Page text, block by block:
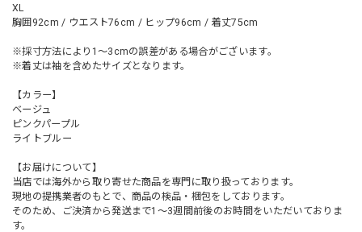
XL
胸囲92cm / ウエスト76cm / ヒップ96cm / 着丈75cm
※採寸方法により1～3cmの誤差がある場合がございます。
※着丈は袖を含めたサイズとなります。
【カラー】
ベージュ
ピンクパープル
ライトブルー
【お届けについて】
当店では海外から取り寄せた商品を専門に取り扱っております。
現地の提携業者のもとで、商品の検品・梱包をしております。
そのため、ご決済から発送まで1～3週間前後のお時間をいただいておりま
す。